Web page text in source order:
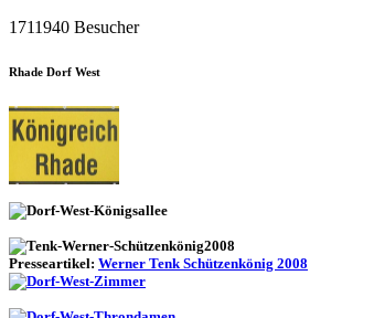
1711940 Besucher
Rhade Dorf West
Presseartikel: Werner Tenk Schützenkönig 2008